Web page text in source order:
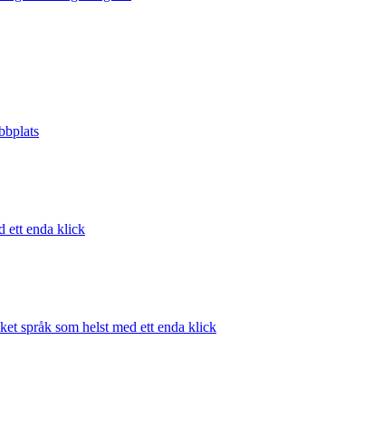
ett enda klick
språk som helst med ett enda klick